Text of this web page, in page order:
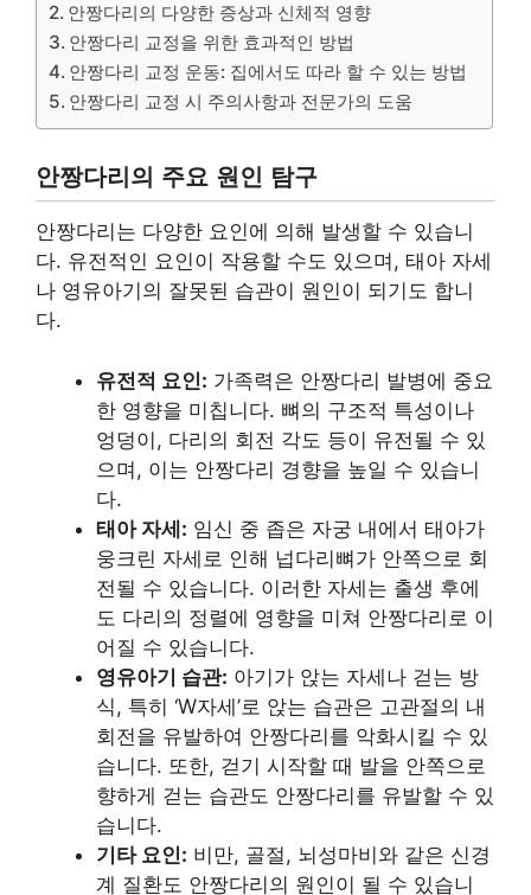
안짱다리의 다양한 증상과 신체적 영향
안짱다리 교정을 위한 효과적인 방법
안짱다리 교정 운동: 집에서도 따라 할 수 있는 방법
안짱다리 교정 시 주의사항과 전문가의 도움
안짱다리의 주요 원인 탐구
안짱다리는 다양한 요인에 의해 발생할 수 있습니
다. 유전적인 요인이 작용할 수도 있으며, 태아 자세
나 영유아기의 잘못된 습관이 원인이 되기도 합니
다.
유전적 요인: 가족력은 안짱다리 발병에 중요
한 영향을 미칩니다. 뼈의 구조적 특성이나
엉덩이, 다리의 회전 각도 등이 유전될 수 있
으며, 이는 안짱다리 경향을 높일 수 있습니
다.
태아 자세: 임신 중 좁은 자궁 내에서 태아가
웅크린 자세로 인해 넙다리뼈가 안쪽으로 회
전될 수 있습니다. 이러한 자세는 출생 후에
도 다리의 정렬에 영향을 미쳐 안짱다리로 이
어질 수 있습니다.
영유아기 습관: 아기가 앉는 자세나 걷는 방
식, 특히 ‘W자세’로 앉는 습관은 고관절의 내
회전을 유발하여 안짱다리를 악화시킬 수 있
습니다. 또한, 걷기 시작할 때 발을 안쪽으로
향하게 걷는 습관도 안짱다리를 유발할 수 있
습니다.
기타 요인: 비만, 골절, 뇌성마비와 같은 신경
계 질환도 안짱다리의 원인이 될 수 있습니